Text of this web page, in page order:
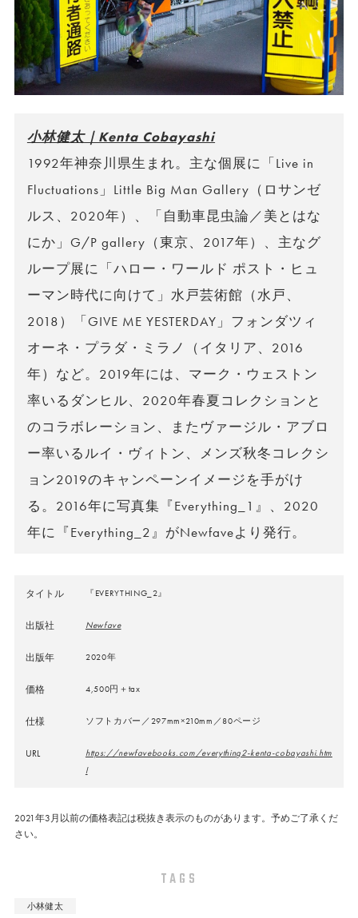
小林健太｜Kenta Cobayashi
1992年神奈川県生まれ。主な個展に「Live in
Fluctuations」Little Big Man Gallery（ロサンゼ
ルス、2020年）、「自動車昆虫論／美とはな
にか」G/P gallery（東京、2017年）、主なグ
ループ展に「ハロー・ワールド ポスト・ヒュ
ーマン時代に向けて」水戸芸術館（水戸、
2018）「GIVE ME YESTERDAY」フォンダツィ
オーネ・プラダ・ミラノ（イタリア、2016
年）など。2019年には、マーク・ウェストン
率いるダンヒル、2020年春夏コレクションと
のコラボレーション、またヴァージル・アブロ
ー率いるルイ・ヴィトン、メンズ秋冬コレクシ
ョン2019のキャンペーンイメージを手がけ
る。2016年に写真集『Everything_1』、2020
年に『Everything_2』がNewfaveより発行。
タイトル 『EVERYTHING_2』
出版社 Newfave
出版年 2020年
価格 4,500円＋tax
仕様 ソフトカバー／297mm×210mm／80ページ
URL
https://newfavebooks.com/everything2-kenta-cobayashi.htm
l
2021年3月以前の価格表記は税抜き表示のものがあります。予めご了承くだ
さい。
TAGS
小林健太